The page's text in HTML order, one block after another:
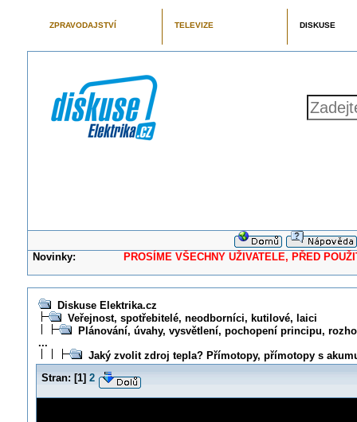
ZPRAVODAJSTVÍ TELEVIZE DISKUSE
Novinky: PROSÍME VŠECHNY UŽIVATELE, PŘED
Diskuse Elektrika.cz
Veřejnost, spotřebitelé, neodborníci, kutilové, laici
Plánování, úvahy, vysvětlení, pochopení principu,
...
Jaký zvolit zdroj tepla? Přímotopy, přímotopy s
Stran: [1] 2